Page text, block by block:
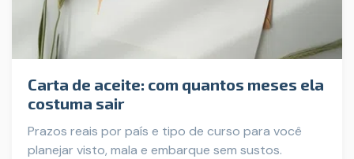
Carta de aceite: com quantos meses ela
costuma sair
Prazos reais por país e tipo de curso para você
planejar visto, mala e embarque sem sustos.